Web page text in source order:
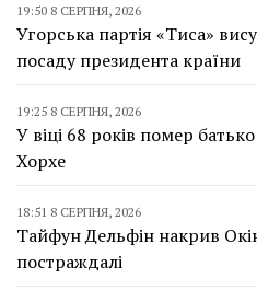
19:50 8 СЕРПНЯ, 2026
Угорська партія «Тиса»
посаду президента країни
19:25 8 СЕРПНЯ, 2026
У віці 68 років помер
Хорхе
18:51 8 СЕРПНЯ, 2026
Тайфун Дельфін накрив
постраждалі